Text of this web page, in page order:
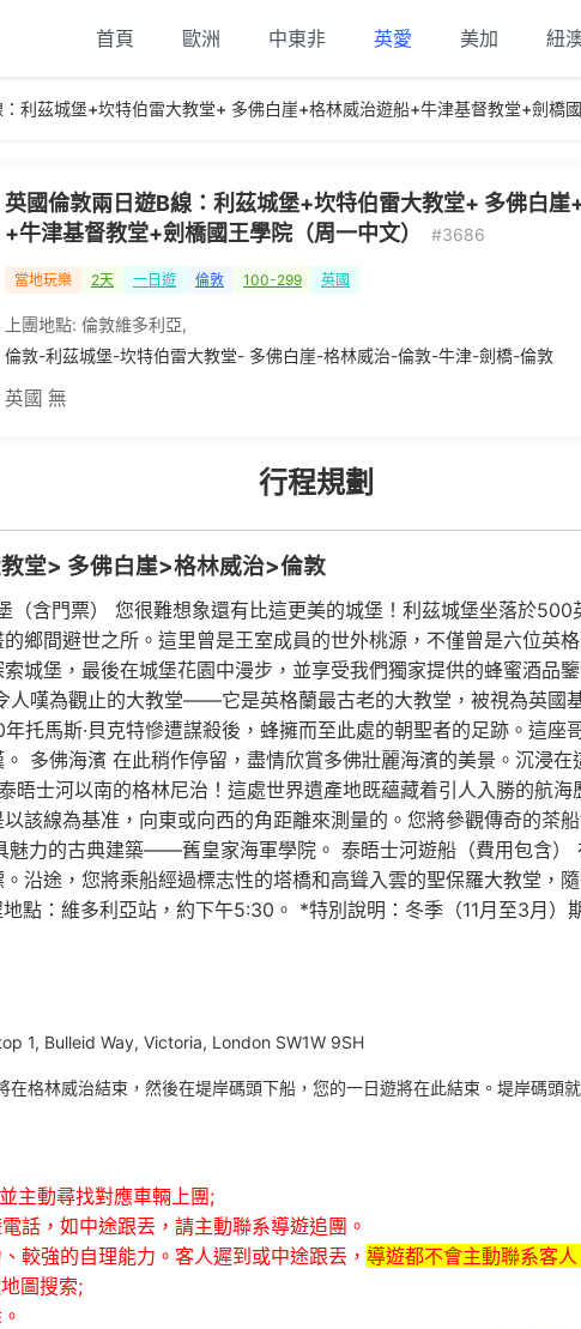
首頁 歐洲 中東非 英愛 美加 紐
利茲城堡+坎特伯雷大教堂+ 多佛白崖+格林威治遊船+牛津基督教堂+劍橋國
英國倫敦兩日遊B線：利茲城堡+坎特伯雷大教堂+ 多佛白崖
+牛津基督教堂+劍橋國王學院（周一中文）
#3686
當地玩樂 2天 一日遊 倫敦 100-299 英國
上團地點: 倫敦維多利亞,
倫敦-利茲城堡-坎特伯雷大教堂- 多佛白崖-格林威治-倫敦-牛津-劍橋-倫敦
英國 無
行程規劃
堂> 多佛白崖>格林威治>倫敦
含門票） 您很難想象還有比這更美的城堡！利茲城堡坐落於500
鄉間避世之所。這里曾是王室成員的世外桃源，不僅曾是六位英
城堡，最後在城堡花園中漫步，並享受我們獨家提供的蜂蜜酒品
人嘆為觀止的大教堂——它是英格蘭最古老的大教堂，被視為英國
托馬斯·貝克特慘遭謀殺後，蜂擁而至此處的朝聖者的足跡。這
多佛海濱 在此稍作停留，盡情欣賞多佛壯麗海濱的美景。沉浸在
晤士河以南的格林尼治！這處世界遺產地既蘊藏着引人入勝的航
該線為基准，向東或向西的角距離來測量的。您將參觀傳奇的茶
魅力的古典建築——舊皇家海軍學院。 泰晤士河遊船（費用包含）
沿途，您將乘船經過標志性的塔橋和高聳入雲的聖保羅大教堂
點：維多利亞站，約下午5:30。 *特別說明：冬季（11月至3月）
1, Bulleid Way, Victoria, London SW1W 9SH
格林威治結束，然後在堤岸碼頭下船，您的一日遊將在此結束。堤岸碼頭
主動尋找對應車輛上團;
話，如中途跟丟，請主動聯系導遊追團。
較強的自理能力。客人遲到或中途跟丟， 導遊都不會主動聯系客
圖搜索;